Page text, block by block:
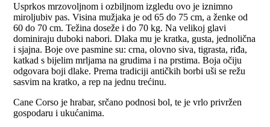
Usprkos mrzovoljnom i ozbiljnom izgledu ovo je iznimno
miroljubiv pas. Visina mužjaka je od 65 do 75 cm, a ženke od
60 do 70 cm. Težina doseže i do 70 kg. Na velikoj glavi
dominiraju duboki nabori. Dlaka mu je kratka, gusta, jednolična
i sjajna. Boje ove pasmine su: crna, olovno siva, tigrasta, riđa,
katkad s bijelim mrljama na grudima i na prstima. Boja očiju
odgovara boji dlake. Prema tradiciji antičkih borbi uši se režu
sasvim na kratko, a rep na jednu trećinu.
Cane Corso je hrabar, srčano podnosi bol, te je vrlo privržen
gospodaru i ukućanima.